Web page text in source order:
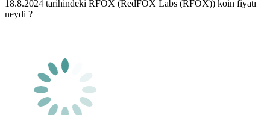
18.8.2024 tarihindeki RFOX (RedFOX Labs (RFOX)) koin fiyatı
neydi ?